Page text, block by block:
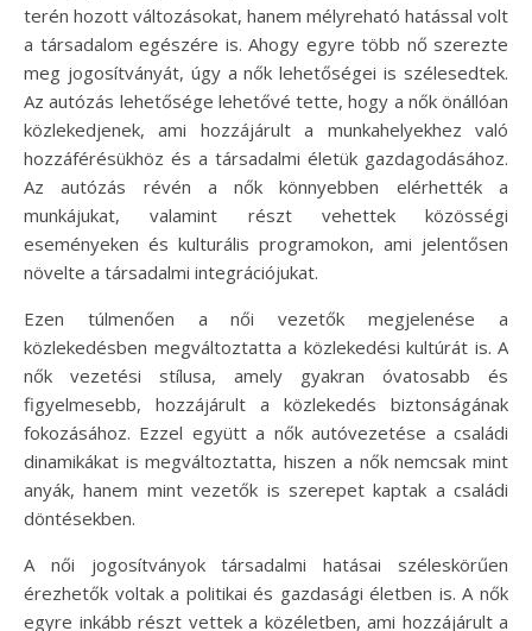
terén hozott változásokat, hanem mélyreható hatással volt
a társadalom egészére is. Ahogy egyre több nő szerezte
meg jogosítványát, úgy a nők lehetőségei is szélesedtek.
Az autózás lehetősége lehetővé tette, hogy a nők önállóan
közlekedjenek, ami hozzájárult a munkahelyekhez való
hozzáférésükhöz és a társadalmi életük gazdagodásához.
Az autózás révén a nők könnyebben elérhették a
munkájukat, valamint részt vehettek közösségi
eseményeken és kulturális programokon, ami jelentősen
növelte a társadalmi integrációjukat.
Ezen túlmenően a női vezetők megjelenése a
közlekedésben megváltoztatta a közlekedési kultúrát is. A
nők vezetési stílusa, amely gyakran óvatosabb és
figyelmesebb, hozzájárult a közlekedés biztonságának
fokozásához. Ezzel együtt a nők autóvezetése a családi
dinamikákat is megváltoztatta, hiszen a nők nemcsak mint
anyák, hanem mint vezetők is szerepet kaptak a családi
döntésekben.
A női jogosítványok társadalmi hatásai széleskörűen
érezhetők voltak a politikai és gazdasági életben is. A nők
egyre inkább részt vettek a közéletben, ami hozzájárult a